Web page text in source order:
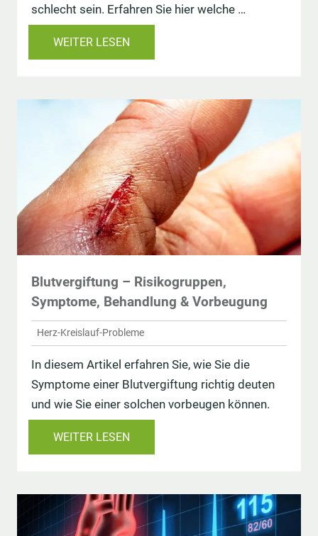
schlecht sein. Erfahren Sie hier welche …
WEITER LESEN
Blutvergiftung – Risikogruppen,
Symptome, Behandlung & Vorbeugung
Herz-Kreislauf-Probleme
In diesem Artikel erfahren Sie, wie Sie die
Symptome einer Blutvergiftung richtig deuten
und wie Sie einer solchen vorbeugen können.
WEITER LESEN